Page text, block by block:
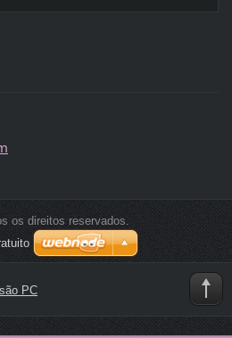
os direitos reservados.
PC